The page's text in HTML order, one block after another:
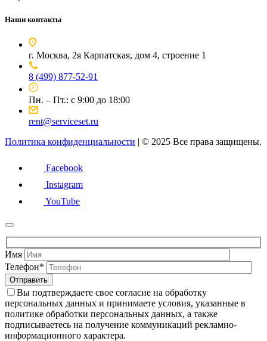
Наши контакты
г. Москва, 2я Карпатская, дом 4, строение 1
8 (499) 877-52-91
Пн. – Пт.: с 9:00 до 18:00
rent@serviceset.ru
Политика конфиденциальности | © 2025 Все права защищены.
Facebook
Instagram
YouTube
Имя
Телефон*
Вы подтверждаете свое согласие на обработку
персональных данных и принимаете условия, указанные в
политике обработки персональных данных, а также
подписываетесь на получение коммуникаций рекламно-
информационного характера.